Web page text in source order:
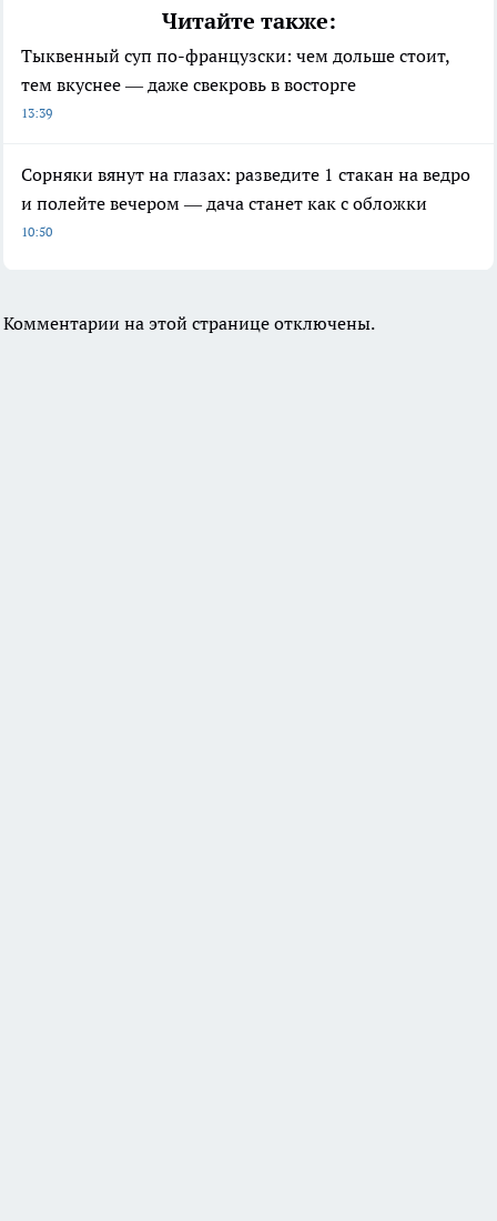
Читайте также:
Тыквенный суп по-французски: чем дольше стоит,
тем вкуснее — даже свекровь в восторге
13:39
Сорняки вянут на глазах: разведите 1 стакан на ведро
и полейте вечером — дача станет как с обложки
10:50
Комментарии на этой странице отключены.